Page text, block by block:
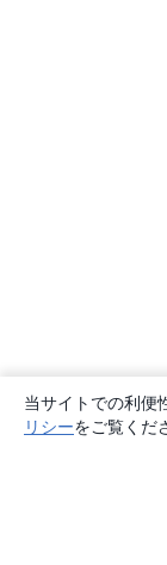
当サイトでの利便
リシーをご覧くだ